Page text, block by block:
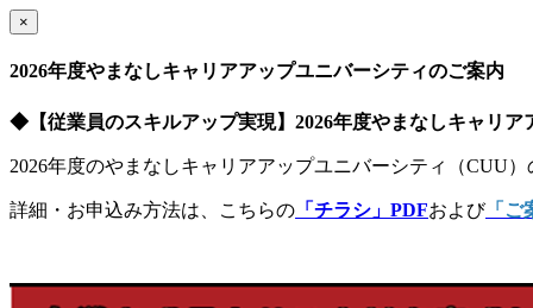
×
2026年度やまなしキャリアアップユニバーシティのご案内
◆【従業員のスキルアップ実現】2026年度やまなしキャリア
2026年度のやまなしキャリアアップユニバーシティ（CUU
詳細・お申込み方法は、こちらの 「チラシ」PDFおよび「ご